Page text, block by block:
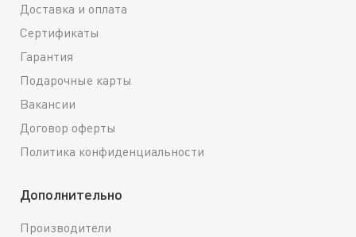
Доставка и оплата
Сертификаты
Гарантия
Подарочные карты
Вакансии
Договор оферты
Политика конфиденциальности
Дополнительно
Производители